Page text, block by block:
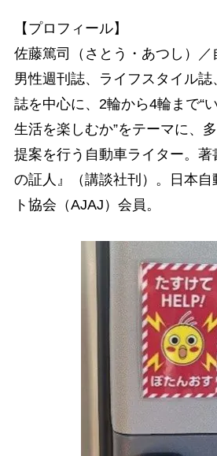
【プロフィール】
佐藤篤司（さとう・あつし）／
男性週刊誌、ライフスタイル
誌を中心に、2輪から4輪まで“
生活を楽しむか”をテーマに、
提案を行う自動車ライター。著
の証人』（講談社刊）。日本自
ト協会（AJAJ）会員。